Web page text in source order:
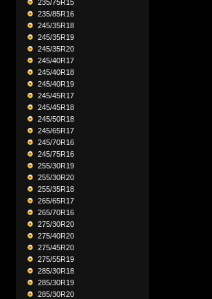
235/75R15
235/85R16
245/35R18
245/35R19
245/35R20
245/40R17
245/40R18
245/40R19
245/45R17
245/45R18
245/50R18
245/65R17
245/70R16
245/75R16
255/30R19
255/30R20
255/35R18
265/65R17
265/70R16
275/30R20
275/40R20
275/45R20
275/55R19
285/30R18
285/30R19
285/30R20